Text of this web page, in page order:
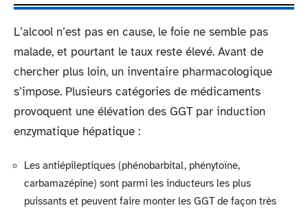
L’alcool n’est pas en cause, le foie ne semble pas
malade, et pourtant le taux reste élevé. Avant de
chercher plus loin, un inventaire pharmacologique
s’impose. Plusieurs catégories de médicaments
provoquent une élévation des GGT par induction
enzymatique hépatique :
Les antiépileptiques (phénobarbital, phénytoïne,
carbamazépine) sont parmi les inducteurs les plus
puissants et peuvent faire monter les GGT de façon très